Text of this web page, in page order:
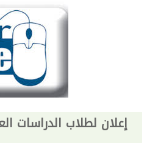
إعلان لطلاب الدراسات